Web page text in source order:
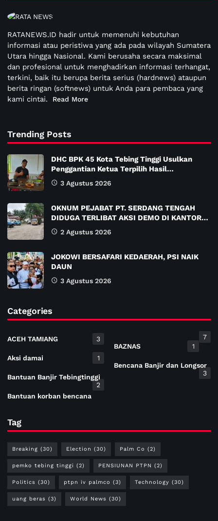
RATANEWS.ID hadir untuk memenuhi kebutuhan
informasi atau peristiwa yang ada pada wilayah Sumatera
Utara hingga Nasional. Kami berusaha secara maksimal
dan profesional untuk menghadirkan informasi terhangat,
terkini, baik itu berupa berita serius (hardnews) ataupun
berita ringan (softnews) untuk Anda para pembaca yang
kami cintai.
Read More
Trending Posts
DHC BPK 45 Kota Tebing Tinggi Usulkan
Penggantian Ketua Terpilih Hasil…
3 Agustus 2026
OKNUM PEJABAT PT. SERDANG TENGAH
DIDUGA TERLIBAT AKSI DEMO DI KANTOR…
2 Agustus 2026
JOKOWI BERSAFARI KEDAERAH, PSI NAIK
DAUN
3 Agustus 2026
Categories
ACEH TAMIANG 3
Aksi damai 1
Bantuan Banjir Tebingtinggi
2
Bantuan korban bencana
7
BAZNAS
1
Bencana Banjir dan Longsor
3
Tag
Breaking (30) Election (30) Palm Co (2)
pemko tebing tinggi (2) PENSIUNAN PTPN (2)
Politics (30) ptpn iv palmco (3) Technology (30)
uang beras (3) World News (30)